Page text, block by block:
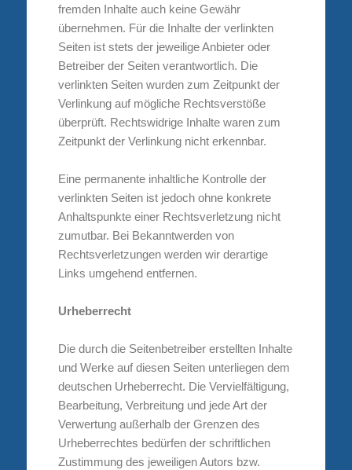
fremden Inhalte auch keine Gewähr
übernehmen. Für die Inhalte der verlinkten
Seiten ist stets der jeweilige Anbieter oder
Betreiber der Seiten verantwortlich. Die
verlinkten Seiten wurden zum Zeitpunkt der
Verlinkung auf mögliche Rechtsverstöße
überprüft. Rechtswidrige Inhalte waren zum
Zeitpunkt der Verlinkung nicht erkennbar.
Eine permanente inhaltliche Kontrolle der
verlinkten Seiten ist jedoch ohne konkrete
Anhaltspunkte einer Rechtsverletzung nicht
zumutbar. Bei Bekanntwerden von
Rechtsverletzungen werden wir derartige
Links umgehend entfernen.
Urheberrecht
Die durch die Seitenbetreiber erstellten Inhalte
und Werke auf diesen Seiten unterliegen dem
deutschen Urheberrecht. Die Vervielfältigung,
Bearbeitung, Verbreitung und jede Art der
Verwertung außerhalb der Grenzen des
Urheberrechtes bedürfen der schriftlichen
Zustimmung des jeweiligen Autors bzw.